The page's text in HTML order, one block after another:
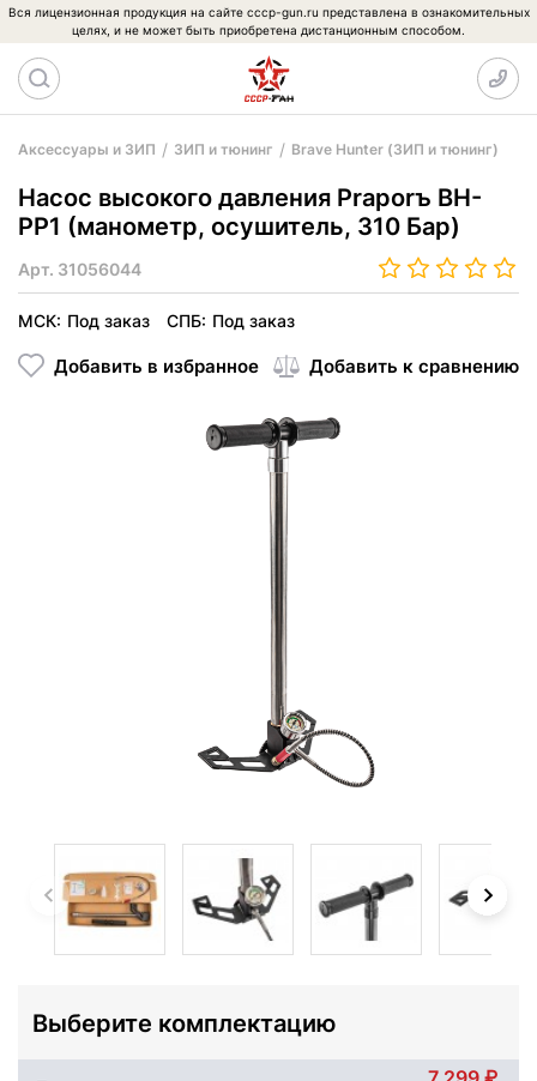
Вся лицензионная продукция на сайте cccp-gun.ru представлена в ознакомительных
целях, и не может быть приобретена дистанционным способом.
Аксессуары и ЗИП ЗИП и тюнинг Brave Hunter (ЗИП и тюнинг)
Насос высокого давления Praporъ BH-
PP1 (манометр, осушитель, 310 Бар)
Арт. 31056044
МСК: Под заказ СПБ: Под заказ
Добавить в избранное Добавить к сравнению
Выберите комплектацию